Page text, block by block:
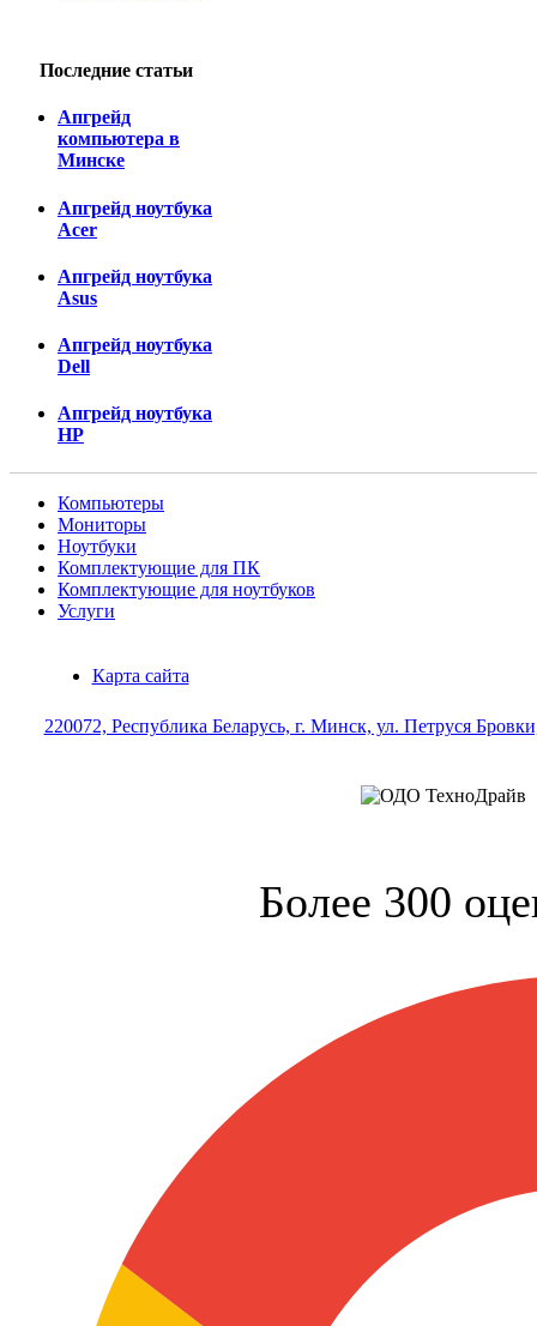
Последние статьи
Апгрейд
компьютера в
Минске
Апгрейд ноутбука
Acer
Апгрейд ноутбука
Asus
Апгрейд ноутбука
Dell
Апгрейд ноутбука
HP
Компьютеры
Мониторы
Ноутбуки
Комплектующие для ПК
Комплектующие для ноутбуков
Услуги
Карта сайта
220072, Республика Беларусь, г. Минск, ул. Петруся
Более 300